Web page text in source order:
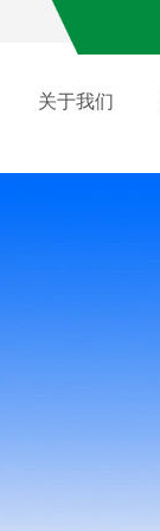
关于我们